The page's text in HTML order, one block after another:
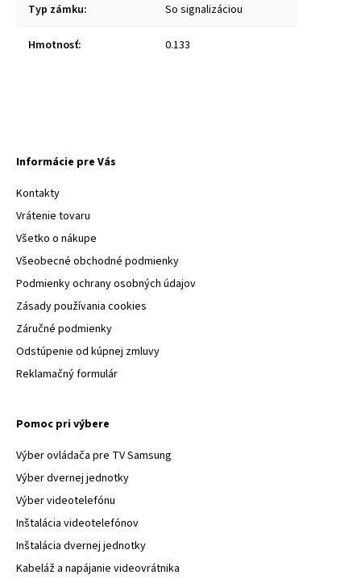
Typ zámku: So signalizáciou
Hmotnosť: 0.133
Informácie pre Vás
Kontakty
Vrátenie tovaru
Všetko o nákupe
Všeobecné obchodné podmienky
Podmienky ochrany osobných údajov
Zásady používania cookies
Záručné podmienky
Odstúpenie od kúpnej zmluvy
Reklamačný formulár
Pomoc pri výbere
Výber ovládača pre TV Samsung
Výber dvernej jednotky
Výber videotelefónu
Inštalácia videotelefónov
Inštalácia dvernej jednotky
Kabeláž a napájanie videovrátnika